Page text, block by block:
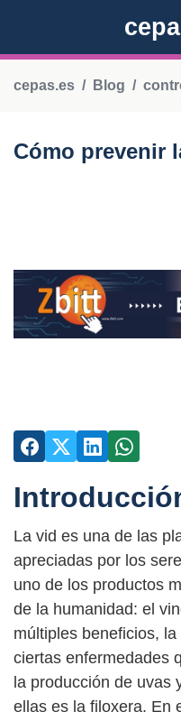
cepas.es Blog
Cómo prevenir
La vid es una de las
apreciadas por los
uno de los productos
de la humanidad: el
múltiples beneficios,
ciertas enfermedades
la producción de uvas
ellas es la filoxera. En